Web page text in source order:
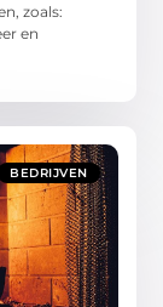
zoals:
en
BEDRIJVEN